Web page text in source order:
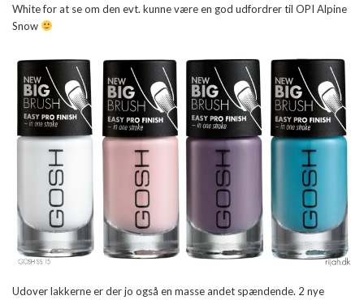
White for at se om den evt. kunne være en god udfordrer til OPI Alpine
Snow
Udover lakkerne er der jo også en masse andet spændende. 2 nye